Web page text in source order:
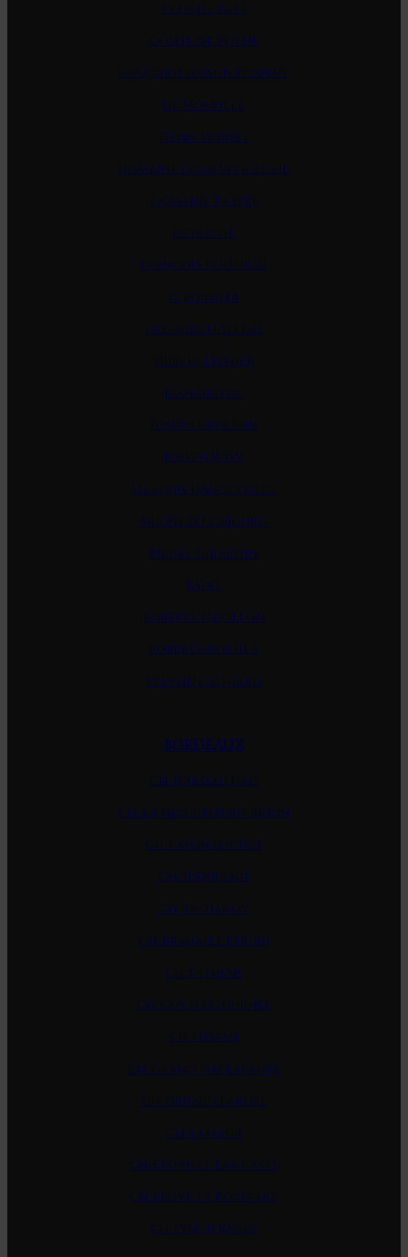
Clos de Tart
Comte de Vogue
Coquard Loison Fleurot
De Montille
Denis Mortet
Domaine de la Vougeraie
Domaine Trapet
Duroché
Francois Bertheau
G. Roumier
Georges Noellat
Hubert Lignier
Jean Grivot
Joseph Drouhin
Joseph Roty
Marquis D'Angerville
Mugneret Gibourg
Pierre Girardin
Rapet
Robert Chevillon
Robert Groffier
Sylvain Cathiard
BORDEAUX
Ch. D'Armailhac
Ch. La Mission Haut-Brion
Ch. Lafon Rochet
Ch. Suduiraut
Ch. Trotanoy
Ch. Branaire Ducru
Ch. Climens
Ch. Cos D Estournel
Ch. D'Issan
Ch. Grand Puy Lacoste
Ch. Gruaud Larose
Ch. Lafleur
Ch. Leoville Las-Cases
Ch. Leoville Poyferre
Ch. Lynch Bages